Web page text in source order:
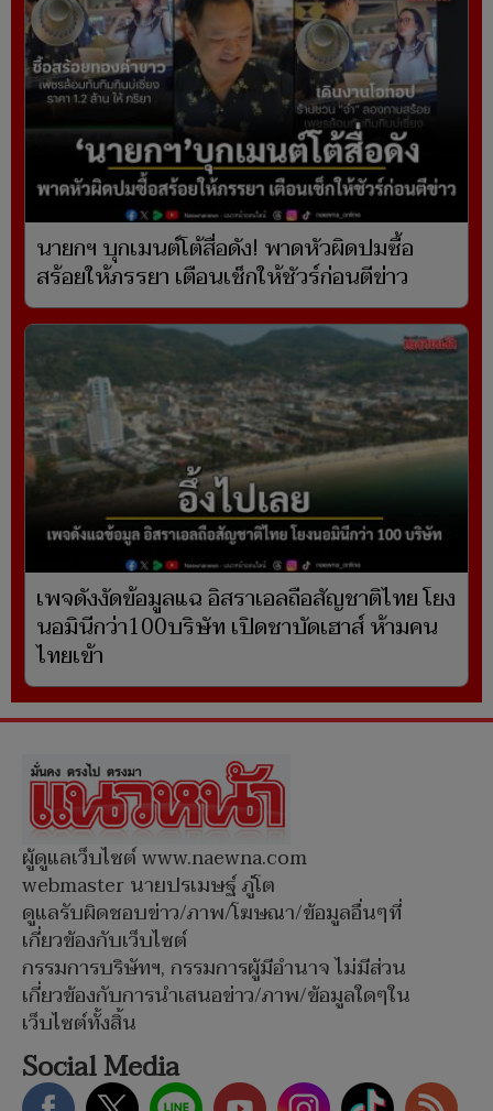
นายกฯ บุกเมนต์โต้สื่อดัง! พาดหัวผิดปมซื้อ
สร้อยให้ภรรยา เตือนเช็กให้ชัวร์ก่อนตีข่าว
เพจดังงัดข้อมูลแฉ อิสราเอลถือสัญชาติไทย โยง
นอมินีกว่า100บริษัท เปิดชาบัดเฮาส์ ห้ามคน
ไทยเข้า
ผู้ดูแลเว็บไซต์ www.naewna.com
webmaster นายปรเมษฐ์ ภู่โต
ดูแลรับผิดชอบข่าว/ภาพ/โฆษณา/ข้อมูลอื่นๆที่
เกี่ยวข้องกับเว็บไซต์
กรรมการบริษัทฯ, กรรมการผู้มีอำนาจ ไม่มีส่วน
เกี่ยวข้องกับการนำเสนอข่าว/ภาพ/ข้อมูลใดๆใน
เว็บไซต์ทั้งสิ้น
Social Media